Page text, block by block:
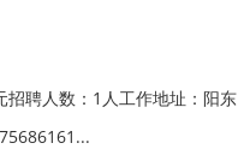
聘人数：1人工作地址：阳东